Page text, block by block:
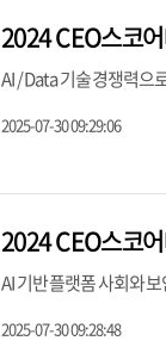
2024 CEO스코
AI / Data 기술 경쟁력으
2025-07-30 09:29:06
2024 CEO스코
AI 기반 플랫폼 사회와
2025-07-30 09:28:48